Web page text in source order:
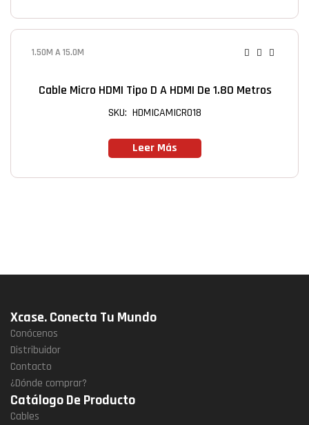
1.50M A 15.0M
Cable Micro HDMI Tipo D A HDMI De 1.80 Metros
SKU: HDMICAMICRO18
Leer Más
Xcase. Conecta Tu Mundo
Conócenos
Distribuidor
Contacto
¿Dónde comprar?
Catálogo De Producto
Cables